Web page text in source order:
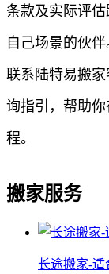
条款及实际评
自己场景的伙
联系陆特易搬
询指引，帮助
程。
搬家服务
长途搬家-适